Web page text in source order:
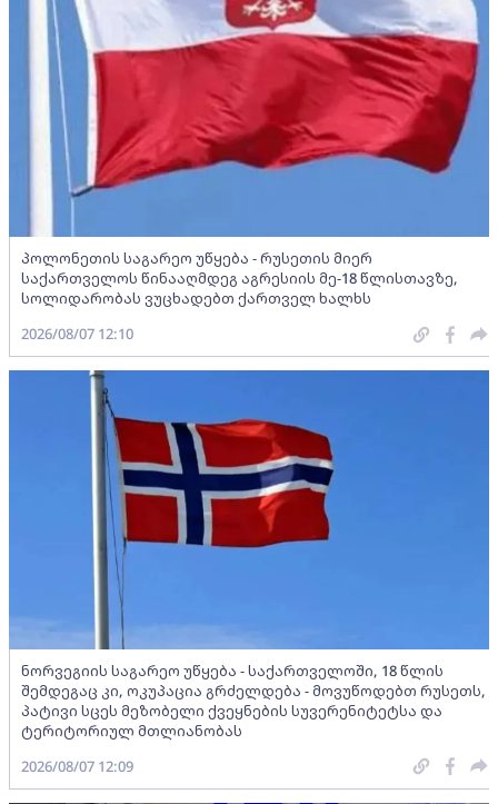
პოლონეთის საგარეო უწყება - რუსეთის მიერ
საქართველოს წინააღმდეგ აგრესიის მე-18 წლისთავზე,
სოლიდარობას ვუცხადებთ ქართველ ხალხს
2026/08/07 12:10
ნორვეგიის საგარეო უწყება - საქართველოში, 18 წლის
შემდეგაც კი, ოკუპაცია გრძელდება - მოვუწოდებთ რუსეთს,
პატივი სცეს მეზობელი ქვეყნების სუვერენიტეტსა და
ტერიტორიულ მთლიანობას
2026/08/07 12:09